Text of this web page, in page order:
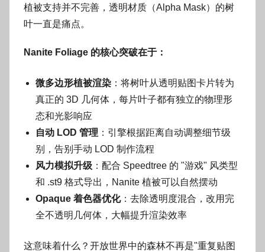
植被支持并不完善，透明材质（Alpha Mask）的树
叶一直是痛点。
Nanite Foliage 的核心突破在于：
微多边形植被渲染 ：将树叶从透明贴图卡片转为
真正的 3D 几何体，每片叶子都有独立的物理形
态和光影响应
自动 LOD 管理 ：引擎根据距离自动调整细节级
别，告别手动 LOD 制作流程
风力模拟升级 ：配合 Speedtree 的 "游戏" 风类型
和 .st9 格式导出，Nanite 植被可以自然摆动
Opaque 着色器优化：去除透明度混合，改用完
全不透明几何体，大幅提升渲染效率
这意味着什么？开放世界中的森林不再是"重复贴图